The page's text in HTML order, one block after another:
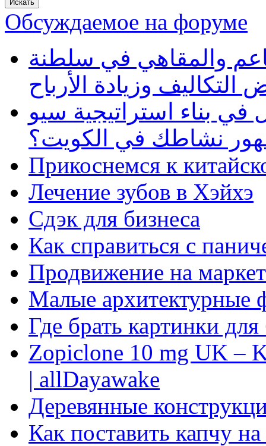
Обсуждаемое на форуме
والمقاهي في سلطنة
وزيادة الأرباح
بناء استراتيجية سيو
نشاطك في الكويت؟
Прикоснемся к
Лечение зубов в Хэйхэ
Сдэк для бизнеса
Как справиться с
Продвижение на
Малые архитектурные
Где брать картинки
Zopiclone 10 mg UK –
| allDayawake
Деревянные
Как поставить капчу